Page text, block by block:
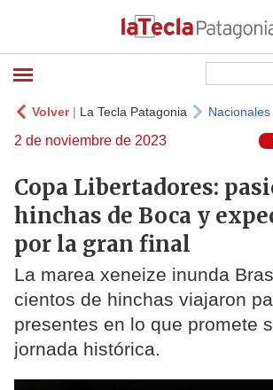
Volver| La Tecla Patagonia Nacionales
2 de noviembre de 2023
Copa Libertadores:
hinchas de Boca y
por la gran final
La marea xeneize inunda
cientos de hinchas viajaron
presentes en lo que promete
jornada histórica.